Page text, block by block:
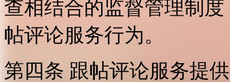
查相结合的监督管理制
帖评论服务行为。
第四条 跟帖评论服务提